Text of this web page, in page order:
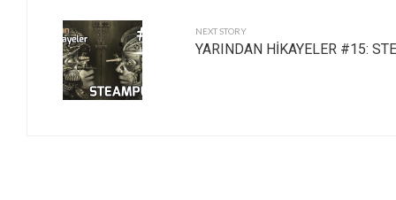
NEXT STORY
YARINDAN HİKAYELER #15: